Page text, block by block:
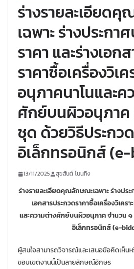
ร่างรายละเอียด
เฉพาะ ร่างประกา
ราคา และร่างเอก
ราคาซื้อเครื่องวิเ
อนุภาคนาโนและค
ศักย์บนผิวอนุภาค
ชุด ด้วยวิธีประกว
อิเล็กทรอนิกส์
13/11/2025 สุขสันต์ โนนทิง
ร่างรายละเอียดคุณลักษณะเฉพาะ ร่างประ
เอกสารประกวดราคาซื้อเครื่องวิเคร
และความต่างศักย์บนผิวอนุภาค จำนวน ๑
อิเล็กทรอนิกส์ (e-
ผู้สนใจสามารถวิจารณ์และเสนอข้อคิดเห็น
ขอบเขตงานนี้เป็นลายลักษณ์อักษร